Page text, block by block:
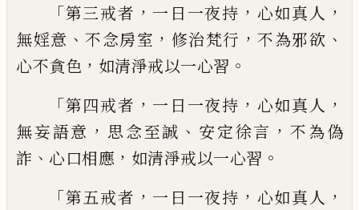
「第三戒者 ， 一日一夜持 ， 心如真人 ，
無婬意 、不念房室 ， 修治梵行 ，不為邪欲 、
心不貪色 ， 如清淨戒以一心習 。
「第四戒者 ， 一日一夜持 ， 心如真人 ，
無妄語意 ， 思念至誠 、 安定徐言 ， 不為偽
詐 、 心口相應 ， 如清淨戒以一心習 。
「第五戒者 ， 一日一夜持 ， 心如真人 ，